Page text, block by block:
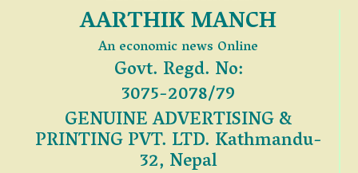
AARTHIK MANCH
An economic news Online
Govt. Regd. No:
3075-2078/79
GENUINE ADVERTISING &
PRINTING PVT. LTD. Kathmandu-
32, Nepal